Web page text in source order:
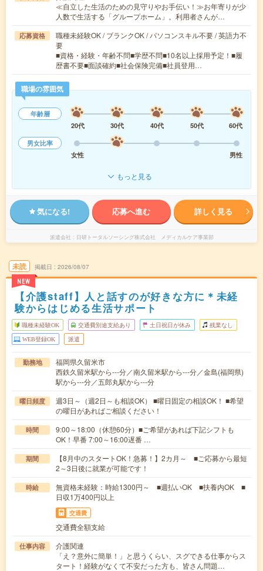
≪自立した生活のための見守りやお手伝い！≫お年寄りが少
人数で生活する「グループホーム」。利用者さんが…
応募資格
職種未経験OK / ブランクOK / パソコンスキル不要 / 英語力不
要
■資格・経験・年齢不問■学歴不問■10名以上採用予定！■履
歴書不要■面談確約■社会保険完備■社員登用…
職場の雰囲気
年齢層
20代
30代 40代 50代
60代
男女比率
女性
男性
もっと見る
気になる! 応募へ進む 詳しく見る
派遣会社 日研トータルソーシング株式会社 メディカルケア事業部
未読
NEW
掲載日 2026/08/07
【介護staff】人と話すのが好きな方に＊未経
験からはじめる生活サポート
職種未経験OK 交通費別途支給あり 土日祝日が休み 残業なし
WEB登録OK 派遣
勤務地
福岡県久留米市
西鉄久留米駅から---分／南久留米駅から---分／金島(福岡県)
駅から---分／五郎丸駅から---分
曜日頻度
週3日～（週2日～も相談OK） ■曜日固定の相談OK！ ■希望
の曜日があればご相談ください！
時間
9:00～18:00（休憩60分）■ご希望があれば下記シフトも
OK！早番 7:00～16:00遅番 …
期間
【8月中のスタートOK！急募！】2カ月～ ■ご応募から最短
2～3日後に就業が可能です！
時給
無資格未経験：時給1300円～ ■週払いOK ■扶養内OK ■
日収1万400円以上
交通費
交通費全額支給
仕事内容
介護関連
「え？意外に簡単！」と思うくらい、スグできる仕事からス
タート！経験がなくて不安だった方も、皆さん問題…